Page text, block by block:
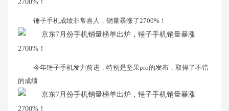
锤子手机成绩非常喜人，销量暴涨了2700%！
今年锤子手机发力前进，特别是坚果pro的发布，取得了不错
的成绩